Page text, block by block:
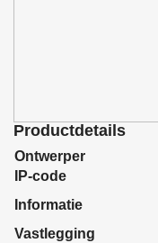
Productdetails
Ontwerper
IP-code
Informatie
Vastlegging